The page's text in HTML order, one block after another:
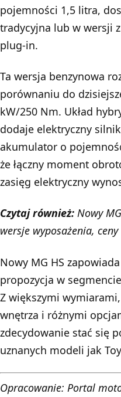
pojemności 1,5 litra,
tradycyjna lub w wersji
plug-in.
Ta wersja benzynowa
porównaniu do
kW/250 Nm. Układ
dodaje elektryczny
akumulator o
że łączny moment
zasięg elektryczny
Czytaj również: Nowy
wersje wyposażenia, ceny
Nowy MG HS
propozycja w
Z większymi
wnętrza i różnymi
zdecydowanie stać się
uznanych modeli jak
Opracowanie: Portal